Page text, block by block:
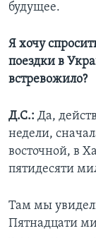
будущее.
Я хочу
поездки в
встревожило?
Д.С.: Да,
недели,
восточной, в
пятидесяти
Там мы
Пятнадцати